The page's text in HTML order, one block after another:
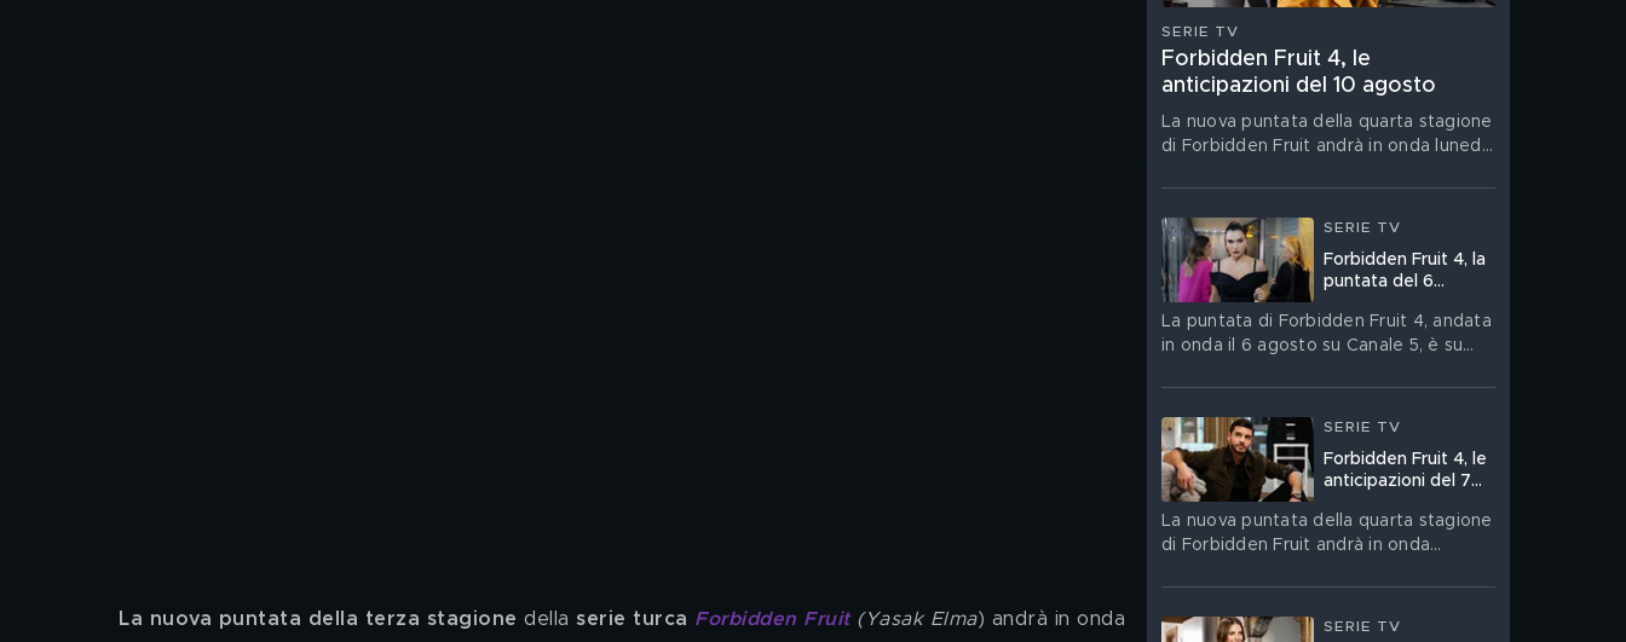
La nuova puntata della terza stagione della serie turca Forbidden Fruit (Yasak Elma) andrà in onda
SERIE TV
Forbidden Fruit 4, le
anticipazioni del 10 agosto
La nuova puntata della quarta stagione
di Forbidden Fruit andrà in onda lunedì
SERIE TV
Forbidden Fruit 4, la
puntata del 6
La puntata di Forbidden Fruit 4, andata
in onda il 6 agosto su Canale 5, è su
SERIE TV
Forbidden Fruit 4, le
anticipazioni del 7
La nuova puntata della quarta stagione
di Forbidden Fruit andrà in onda
SERIE TV